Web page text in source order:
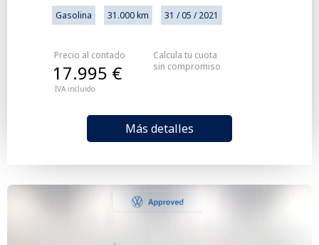
Gasolina 31.000 km 31 / 05 / 2021
Precio al contado
IVA incluido
17.995 €
Más detalles
Calcula tu cuota
sin compromiso